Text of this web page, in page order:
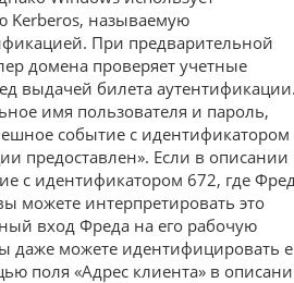
Kerberos, называемую
При предварительной
домена проверяет учетные
выдачей билета
имя пользователя и пароль,
событие с идентификатором
предоставлен». Если в описании
с идентификатором 672, где
можете интерпретировать это
вход Фреда на его рабочую
даже можете идентифицировать
поля «Адрес клиента» в